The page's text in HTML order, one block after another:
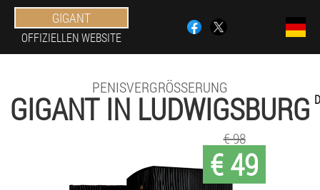
GIGANT
OFFIZIELLEN WEBSITE
PENISVERGRÖSSERUNG
GIGANT IN LUDWIGSBURG
€ 49
€ 98